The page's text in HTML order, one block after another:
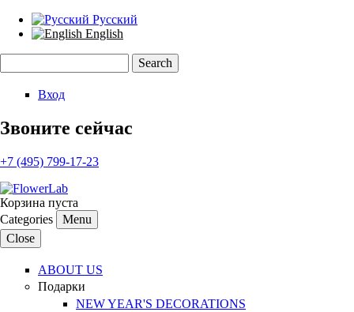
Русский
English
Search form
Вход
Звоните сейчас
+7 (495) 799-17-23
Корзина пуста
Categories
Menu
Close
ABOUT US
Подарки
NEW YEAR'S DECORATIONS